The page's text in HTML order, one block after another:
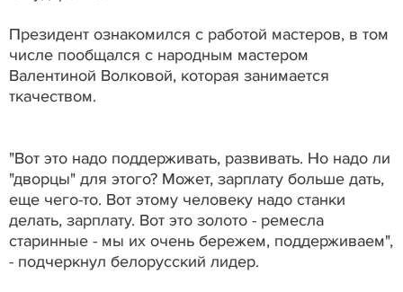
Президент ознакомился с работой мастеров, в том
числе пообщался с народным мастером
Валентиной Волковой, которая занимается
ткачеством.
"Вот это надо поддерживать, развивать. Но надо ли
"дворцы" для этого? Может, зарплату больше дать,
еще чего-то. Вот этому человеку надо станки
делать, зарплату. Вот это золото - ремесла
старинные - мы их очень бережем, поддерживаем",
- подчеркнул белорусский лидер.